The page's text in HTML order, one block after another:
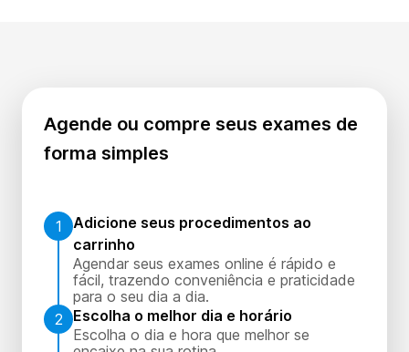
Agende ou compre seus exames de
forma simples
1
Adicione seus procedimentos ao
carrinho
Agendar seus exames online é rápido e
fácil, trazendo conveniência e praticidade
para o seu dia a dia.
2
Escolha o melhor dia e horário
Escolha o dia e hora que melhor se